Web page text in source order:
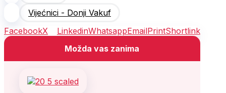
Vijećnici - Donji Vakuf
FacebookX LinkedinWhatsappEmailPrintShortlink
Možda vas zanima